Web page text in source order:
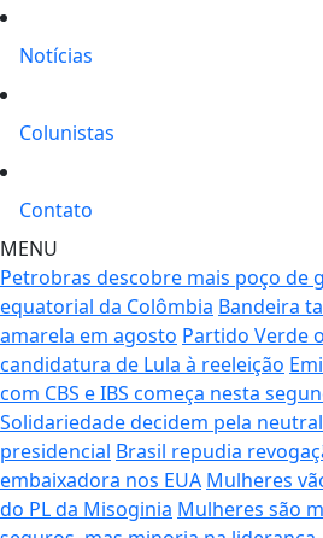
Notícias
Colunistas
Contato
MENU
Petrobras descobre mais poço de
equatorial da Colômbia Bandeira
amarela em agosto Partido Verde
candidatura de Lula à reeleição
com CBS e IBS começa nesta
Solidariedade decidem pela
presidencial Brasil repudia
embaixadora nos EUA Mulheres
do PL da Misoginia Mulheres são